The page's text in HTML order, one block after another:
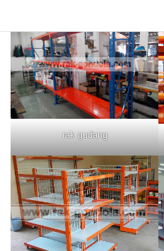
rak gudang